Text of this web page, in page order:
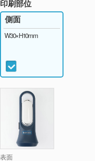
印刷部位
表面
側面
W30×H10mm